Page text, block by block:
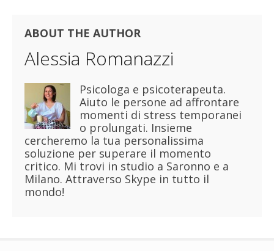
ABOUT THE AUTHOR
Alessia Romanazzi
Psicologa e psicoterapeuta.
Aiuto le persone ad affrontare
momenti di stress temporanei
o prolungati. Insieme
cercheremo la tua personalissima
soluzione per superare il momento
critico. Mi trovi in studio a Saronno e a
Milano. Attraverso Skype in tutto il
mondo!